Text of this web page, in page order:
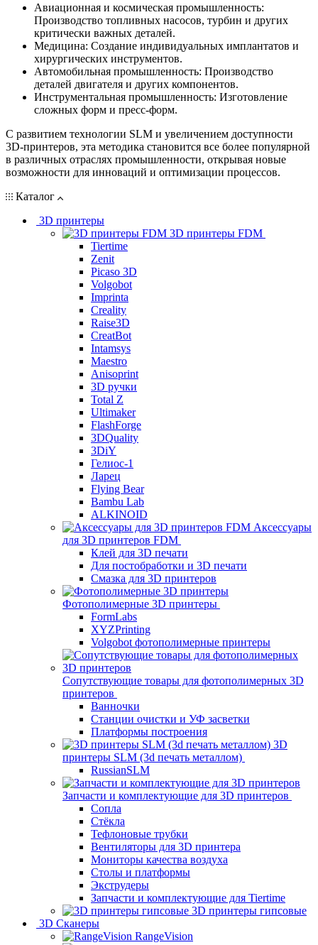
Авиационная и космическая промышленность:
Производство топливных насосов, турбин и других
критически важных деталей.
Медицина: Создание индивидуальных имплантатов и
хирургических инструментов.
Автомобильная промышленность: Производство
деталей двигателя и других компонентов.
Инструментальная промышленность: Изготовление
сложных форм и пресс-форм.
С развитием технологии SLM и увеличением доступности
3D-принтеров, эта методика становится все более популярной
в различных отраслях промышленности, открывая новые
возможности для инноваций и оптимизации процессов.
Каталог
3D принтеры
3D принтеры FDM
Tiertime
Zenit
Picaso 3D
Volgobot
Imprinta
Creality
Raise3D
CreatBot
Intamsys
Maestro
Anisoprint
3D ручки
Total Z
Ultimaker
FlashForge
3DQuality
3DiY
Гелиос-1
Ларец
Flying Bear
Bambu Lab
ALKINOID
Аксессуары
для 3D принтеров FDM
Клей для 3D печати
Для постобработки и 3D печати
Смазка для 3D принтеров
Фотополимерные 3D принтеры
FormLabs
XYZPrinting
Volgobot фотополимерные принтеры
Сопутствующие товары для фотополимерных 3D
принтеров
Ванночки
Станции очистки и УФ засветки
Платформы построения
3D
принтеры SLM (3d печать металлом)
RussianSLM
Запчасти и комплектующие для 3D принтеров
Сопла
Cтёкла
Тефлоновые трубки
Вентиляторы для 3D принтера
Мониторы качества воздуха
Столы и платформы
Экструдеры
Запчасти и комплектующие для Tiertime
3D принтеры гипсовые
3D Сканеры
RangeVision